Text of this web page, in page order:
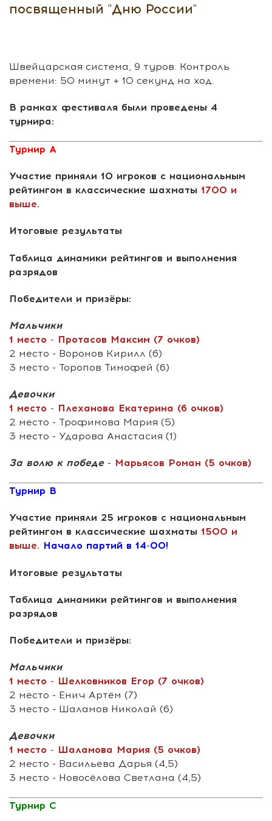
посвященный "Дню России"
Швейцарская система, 9 туров. Контроль
времени: 50 минут + 10 секунд на ход.
В рамках фестиваля были проведены 4
турнира:
Турнир А
Участие приняли 10 игроков с национальным
рейтингом в классические шахматы 1700 и
выше.
Итоговые результаты
Таблица динамики рейтингов и выполнения
разрядов
Победители и призёры:
Мальчики
1 место - Протасов Максим (7 очков)
2 место - Воронов Кирилл (6)
3 место - Торопов Тимофей (6)
Девочки
1 место - Плеханова Екатерина (6 очков)
2 место - Трофимова Мария (5)
3 место - Ударова Анастасия (1)
За волю к победе- Марьясов Роман (5 очков)
Турнир В
Участие приняли 25 игроков с национальным
рейтингом в классические шахматы 1500 и
выше. Начало партий в 14-00!
Итоговые результаты
Таблица динамики рейтингов и выполнения
разрядов
Победители и призёры:
Мальчики
1 место - Шелковников Егор (7 очков)
2 место - Енич Артём (7)
3 место - Шаламов Николай (6)
Девочки
1 место - Шаламова Мария (5 очков)
2 место - Васильева Дарья (4,5)
3 место - Новосёлова Светлана (4,5)
Турнир С